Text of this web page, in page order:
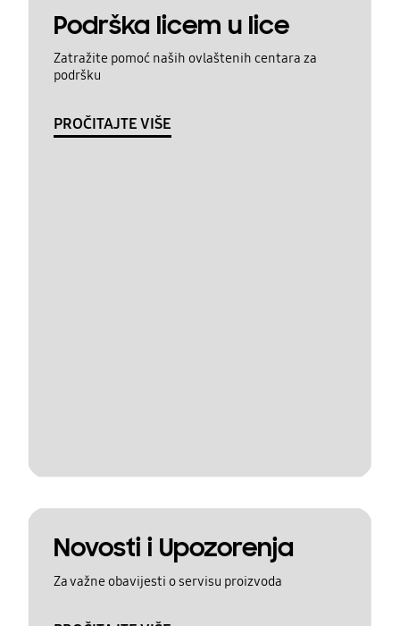
Podrška licem u lice
Zatražite pomoć naših ovlaštenih centara za
podršku
PROČITAJTE VIŠE
Novosti i Upozorenja
Za važne obavijesti o servisu proizvoda